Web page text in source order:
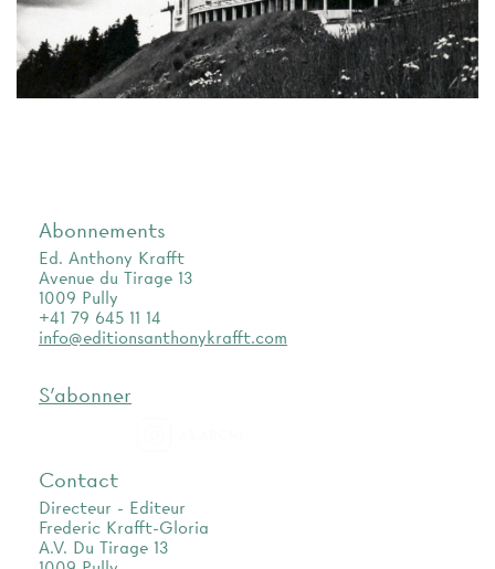
Abonnements
Ed. Anthony Krafft
Avenue du Tirage 13
1009 Pully
+41 79 645 11 14
info@editionsanthonykrafft.com
S'abonner
Contact
Directeur - Editeur
Frederic Krafft-Gloria
A.V. Du Tirage 13